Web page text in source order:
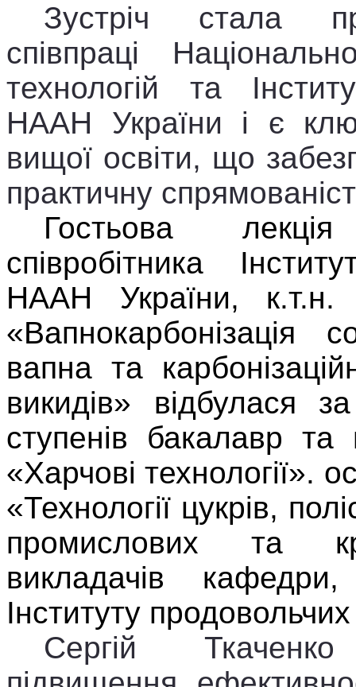
Зустріч стала
співпраці
технологій та
НААН України і є
вищої освіти, що
практичну
Гостьова
співробітника
НААН України, к.т.н.
«Вапнокарбонізація
вапна та
викидів» відбулася
ступенів бакалавр та
«Харчові технології».
«Технології цукрів,
промислових та
викладачів
Інституту продовольчих
Сергій